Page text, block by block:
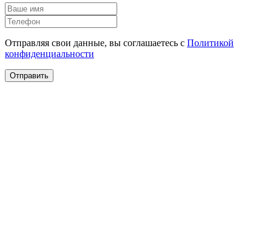
Отправляя свои данные, вы соглашаетесь с Политикой
конфиденциальности
Отправить